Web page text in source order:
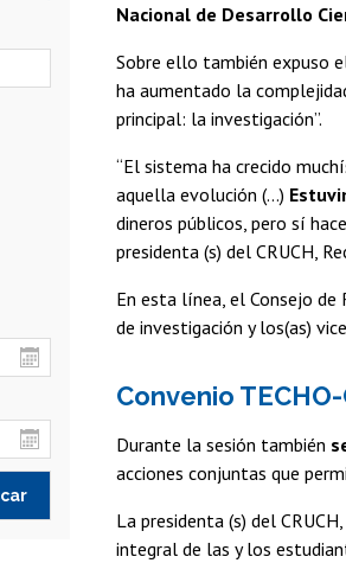
Nacional de Desarrollo
Sobre ello también expuso
ha aumentado la
principal: la investigación”.
“El sistema ha crecido
aquella evolución (…)
dineros públicos, pero sí
presidenta (s) del CRUCH,
En esta línea, el Consejo
de investigación y los(as)
Convenio
Durante la sesión también
acciones conjuntas que
La presidenta (s) del
integral de las y los